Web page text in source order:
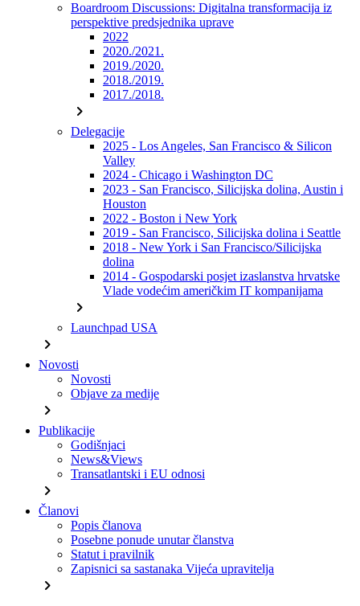
Boardroom Discussions: Digitalna transformacija iz
perspektive predsjednika uprave
2022
2020./2021.
2019./2020.
2018./2019.
2017./2018.
chevron_right
Delegacije
2025 - Los Angeles, San Francisco & Silicon
Valley
2024 - Chicago i Washington DC
2023 - San Francisco, Silicijska dolina, Austin i
Houston
2022 - Boston i New York
2019 - San Francisco, Silicijska dolina i Seattle
2018 - New York i San Francisco/Silicijska
dolina
2014 - Gospodarski posjet izaslanstva hrvatske
Vlade vodećim američkim IT kompanijama
chevron_right
Launchpad USA
chevron_right
Novosti
Novosti
Objave za medije
chevron_right
Publikacije
Godišnjaci
News&Views
Transatlantski i EU odnosi
chevron_right
Članovi
Popis članova
Posebne ponude unutar članstva
Statut i pravilnik
Zapisnici sa sastanaka Vijeća upravitelja
chevron_right